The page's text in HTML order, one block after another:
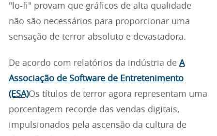
"lo-fi" provam que gráficos de alta qualidade
não são necessários para proporcionar uma
sensação de terror absoluto e devastadora.
De acordo com relatórios da indústria de A
Associação de Software de Entretenimento
(ESA)Os títulos de terror agora representam uma
porcentagem recorde das vendas digitais,
impulsionados pela ascensão da cultura de